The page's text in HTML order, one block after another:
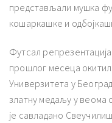
представљали мушка
кошаркашке и
Футсал
прошлог месеца
Универзитета у
златну медаљу у веома
је савладано